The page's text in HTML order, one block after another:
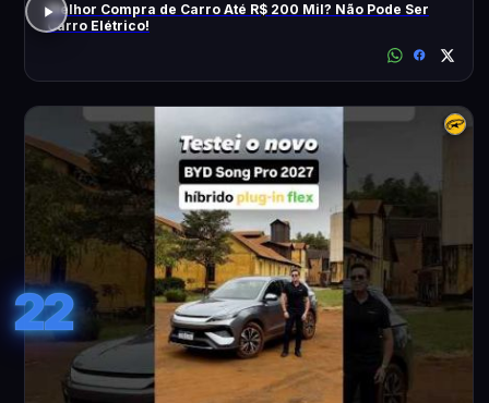
Melhor Compra de Carro Até R$ 200 Mil? Não Pode Ser
Carro Elétrico!
22